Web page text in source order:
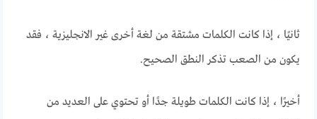
ثانيًا ، إذا كانت الكلمات مشتقة من لغة أخرى غير الانجليزية ، فقد
يكون من الصعب تذكر النطق الصحيح.
أخيرًا ، إذا كانت الكلمات طويلة جدًا أو تحتوي على العديد من